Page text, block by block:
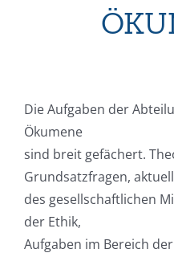
Die Aufgaben der
Ökumene
sind breit gefächert.
Grundsatzfragen,
des gesellschaftlichen
der Ethik,
Aufgaben im Bereich